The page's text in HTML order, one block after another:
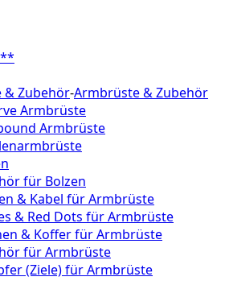
Zubehör-Armbrüste & Zubehör
Armbrüste
Armbrüste
für Bolzen
& Kabel für Armbrüste
& Red Dots für Armbrüste
& Koffer für Armbrüste
für Armbrüste
(Ziele) für Armbrüste